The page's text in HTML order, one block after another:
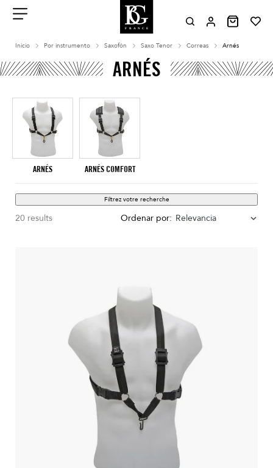
contenu
Inicio Por instrumento Saxofón Saxo Tenor Correas Arnés
ARNÉS
ARNÉS ARNÉS COMFORT
Filtrez votre recherche
20 results Ordenar por: Relevancia